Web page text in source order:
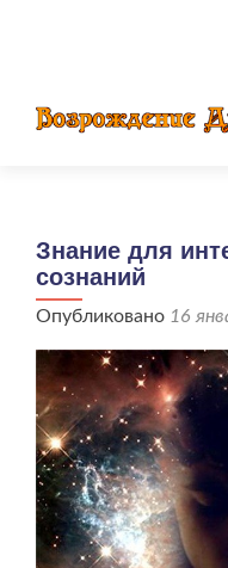
Знание для
сознаний
Опубликовано 16